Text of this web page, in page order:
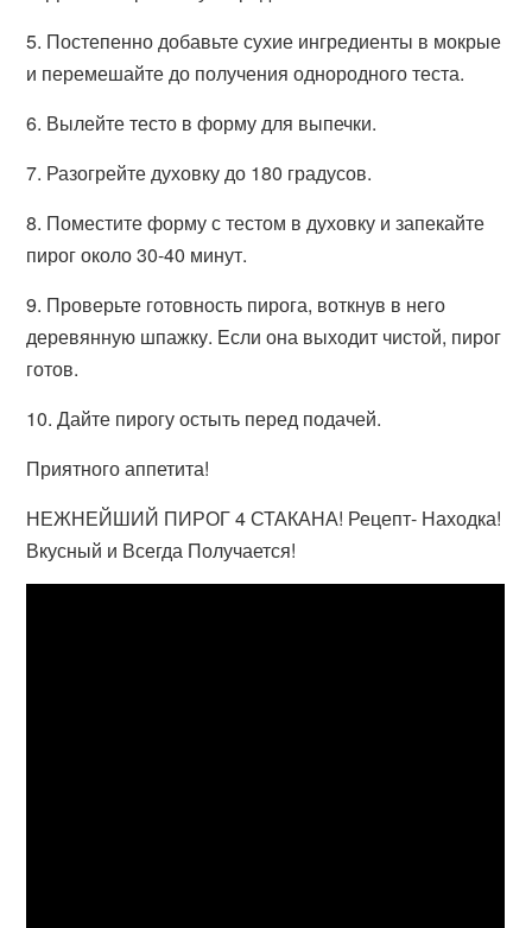
5. Постепенно добавьте сухие ингредиенты в мокрые
и перемешайте до получения однородного теста.
6. Вылейте тесто в форму для выпечки.
7. Разогрейте духовку до 180 градусов.
8. Поместите форму с тестом в духовку и запекайте
пирог около 30-40 минут.
9. Проверьте готовность пирога, воткнув в него
деревянную шпажку. Если она выходит чистой, пирог
готов.
10. Дайте пирогу остыть перед подачей.
Приятного аппетита!
НЕЖНЕЙШИЙ ПИРОГ 4 СТАКАНА! Рецепт- Находка!
Вкусный и Всегда Получается!